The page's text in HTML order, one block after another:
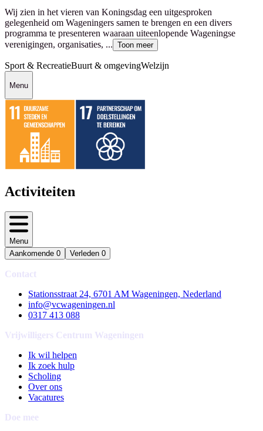
Wij zien in het vieren van Koningsdag een uitgesproken
gelegenheid om Wageningers samen te brengen en een divers
programma te presenteren waaraan uiteenlopende Wageningse
verenigingen, organisaties, ... Toon meer
Sport & RecreatieBuurt & omgevingWelzijn
Menu
Activiteiten
Menu
Aankomende 0 Verleden 0
Contact
Stationsstraat 24, 6701 AM Wageningen, Nederland
info@vcwageningen.nl
0317 413 088
Vrijwilligers Centrum Wageningen
Ik wil helpen
Ik zoek hulp
Scholing
Over ons
Vacatures
Doe mee